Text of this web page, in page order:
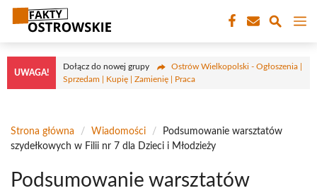
Przejdź
treści
UWAGA!
Dołącz do nowej grupy
Ostrów Wielkopolski - Ogłoszenia |
Sprzedam | Kupię | Zamienię | Praca
Strona główna / Wiadomości /
Podsumowanie warsztatów
szydełkowych w Filii nr 7 dla Dzieci i Młodzieży
Podsumowanie warsztatów